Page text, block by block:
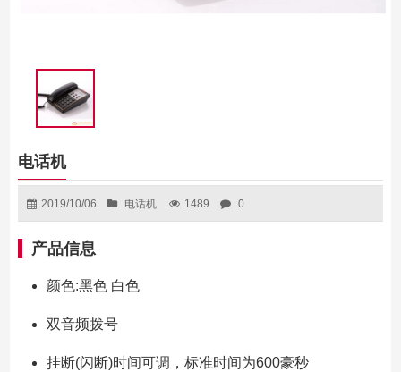
电话机
2019/10/06 电话机 1489 0
产品信息
颜色:黑色 白色
双音频拨号
挂断(闪断)时间可调，标准时间为600豪秒